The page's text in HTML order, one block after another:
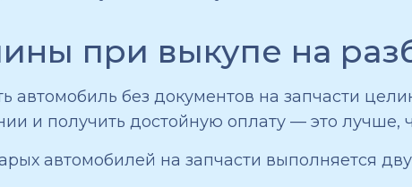
при выкупе на
автомобиль без документов на запчасти
и получить достойную оплату — это лучше,
автомобилей на запчасти выполняется